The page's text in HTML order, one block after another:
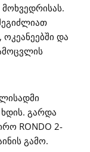
და
გარდა
RONDO 2-
გამო.